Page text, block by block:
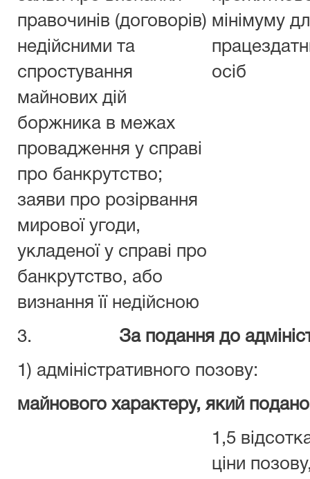
правочинів (договорів)
недійсними та
спростування
майнових дій
боржника в межах
провадження у справі
про банкрутство;
заяви про розірвання
мирової угоди,
укладеної у справі про
банкрутство, або
визнання її недійсною
мінімуму
осіб
3. За подання до
1) адміністративного позову:
майнового характеру, який
1,5
ціни